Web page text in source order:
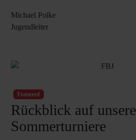
Michael Polke
Jugendleiter
Featured
Rückblick auf unsere
Sommerturniere